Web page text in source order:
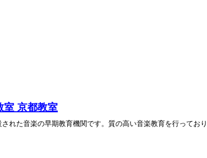
室 京都教室
れた音楽の早期教育機関です。質の高い音楽教育を行ってお